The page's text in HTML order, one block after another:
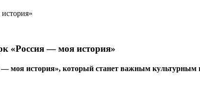
«Россия — моя история»
— моя история», который станет важным